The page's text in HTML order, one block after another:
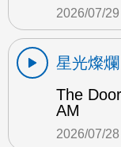
2026/07/29
星光燦爛
The
AM
2026/07/28